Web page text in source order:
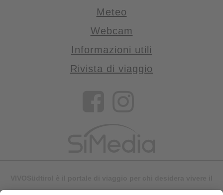
Meteo
Webcam
Informazioni utili
Rivista di viaggio